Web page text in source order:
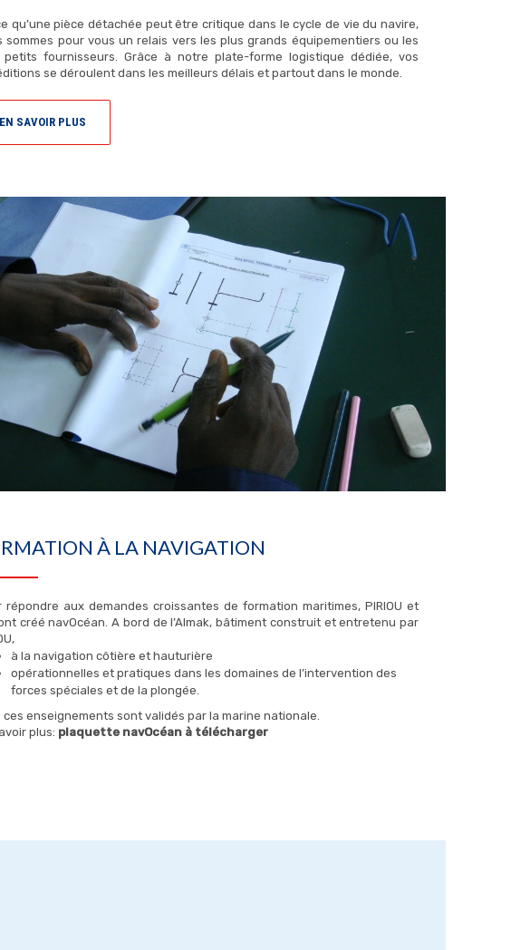
qu’une pièce détachée peut être critique dans le cycle de vie du navire,
sommes pour vous un relais vers les plus grands équipementiers ou les
petits fournisseurs. Grâce à notre plate-forme logistique dédiée, vos
se déroulent dans les meilleurs délais et partout dans le monde.
EN SAVOIR PLUS
À LA NAVIGATION
répondre aux demandes croissantes de formation maritimes, PIRIOU et
créé navOcéan. A bord de l’Almak, bâtiment construit et entretenu par
à la navigation côtière et hauturière
opérationnelles et pratiques dans les domaines de l’intervention des
forces spéciales et de la plongée.
ces enseignements sont validés par la marine nationale.
plus: plaquette navOcéan à télécharger